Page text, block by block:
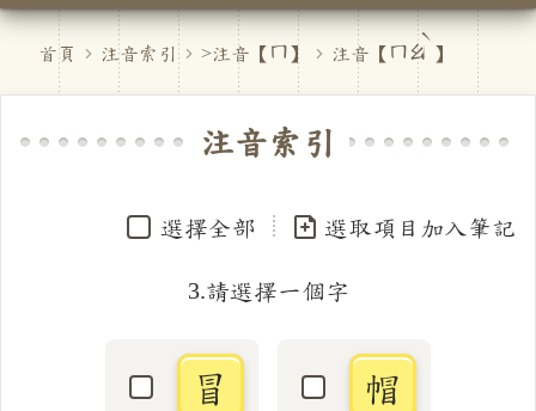
首頁 注音索引 >注音【 ㄇ】 注音【 ㄇㄠˋ 】
注音索引
選擇全部 選取項目加入筆記
3.請選擇一個字
選取「冒」字
冒 選取「帽」字
帽